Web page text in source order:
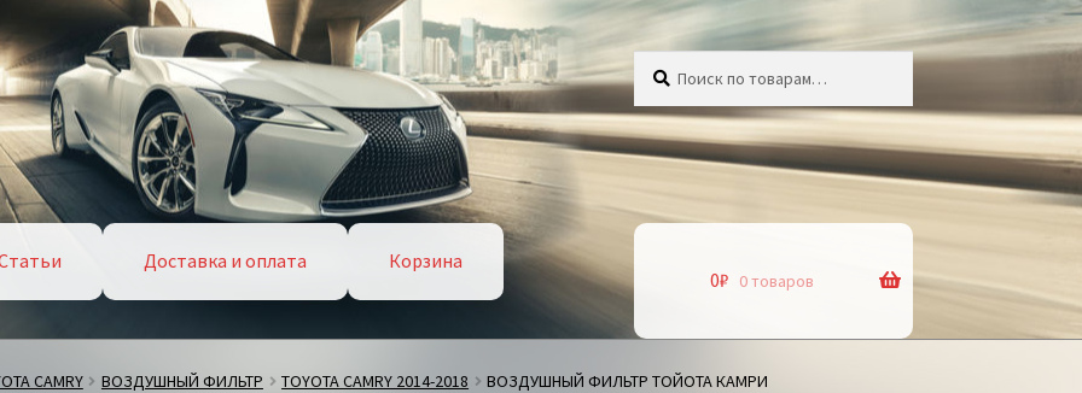
Доставка и оплата
Корзина
0₽ 0 товаров
CAMRY ВОЗДУШНЫЙ ФИЛЬТР TOYOTA CAMRY 2014-2018 ВОЗДУШНЫЙ ФИЛЬТР ТОЙОТА КАМРИ